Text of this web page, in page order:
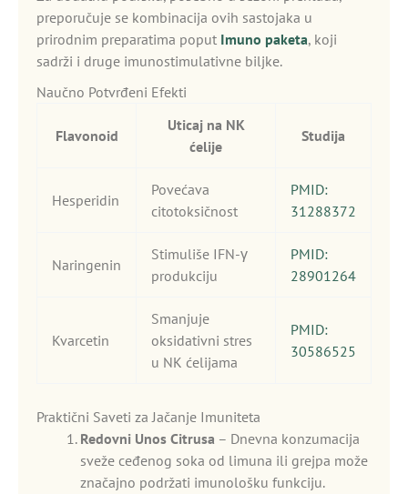
preporučuje se kombinacija ovih sastojaka u
prirodnim preparatima poput Imuno paketa, koji
sadrži i druge imunostimulativne biljke.
Naučno Potvrđeni Efekti
Flavonoid
Uticaj na NK
ćelije
Studija
Hesperidin
Povećava
citotoksičnost
PMID:
31288372
Naringenin
Stimuliše IFN-γ
produkciju
PMID:
28901264
Kvarcetin
Smanjuje
oksidativni stres
u NK ćelijama
PMID:
30586525
Praktični Saveti za Jačanje Imuniteta
Redovni Unos Citrusa – Dnevna konzumacija
sveže ceđenog soka od limuna ili grejpa može
značajno podržati imunološku funkciju.